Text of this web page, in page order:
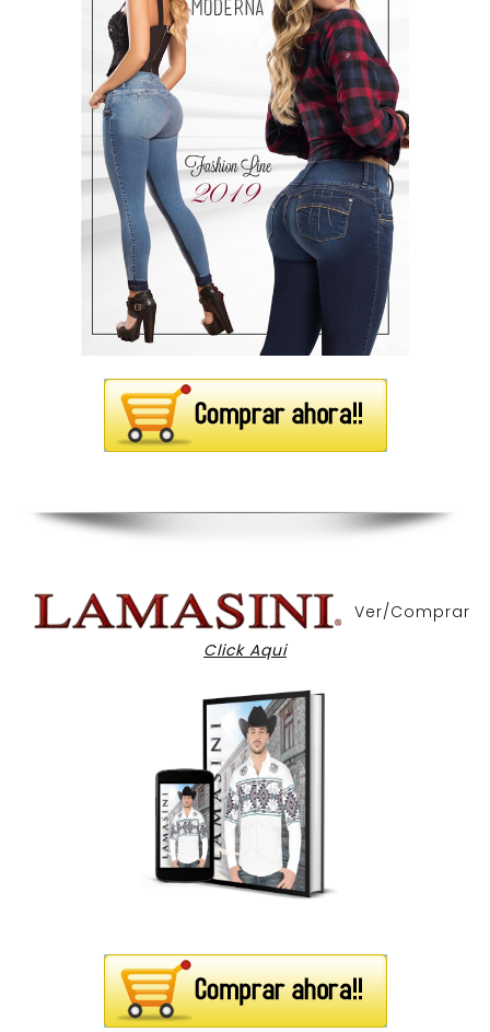
Ver/Comprar
Click Aqui